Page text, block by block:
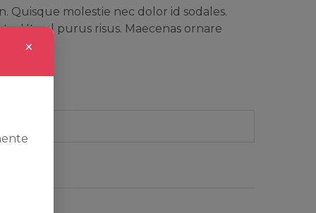
Quisque molestie nec dolor id sodales.
Ut vel purus risus. Maecenas ornare
×